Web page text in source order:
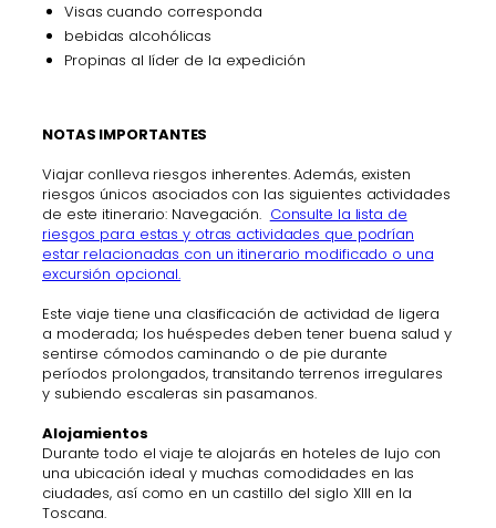
Visas cuando corresponda
bebidas alcohólicas
Propinas al líder de la expedición
NOTAS IMPORTANTES
Viajar conlleva riesgos inherentes. Además, existen
riesgos únicos asociados con las siguientes actividades
de este itinerario: Navegación. Consulte la lista de
riesgos para estas y otras actividades que podrían
estar relacionadas con un itinerario modificado o una
excursión opcional.
Este viaje tiene una clasificación de actividad de ligera
a moderada; los huéspedes deben tener buena salud y
sentirse cómodos caminando o de pie durante
períodos prolongados, transitando terrenos irregulares
y subiendo escaleras sin pasamanos.
Alojamientos
Durante todo el viaje te alojarás en hoteles de lujo con
una ubicación ideal y muchas comodidades en las
ciudades, así como en un castillo del siglo XIII en la
Toscana.